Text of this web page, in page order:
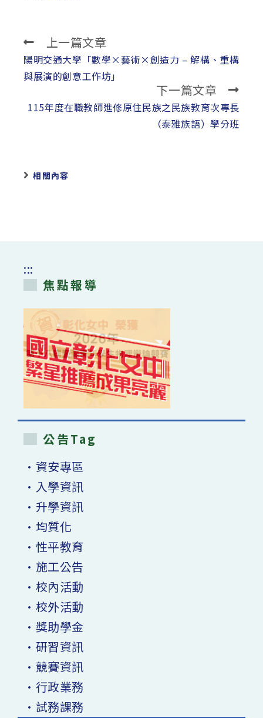
Read
more
articles
上一篇文章
陽明交通大學「數學×藝術×創造力 – 解構、重構
與展演的創意工作坊」
下一篇文章
115年度在職教師進修原住民族之民族教育次專長
（泰雅族語）學分班
相關內容
:::
焦點報導
公告Tag
•資安專區
•入學資訊
•升學資訊
•均質化
•性平教育
•施工公告
•校內活動
•校外活動
•獎助學金
•研習資訊
•競賽資訊
•行政業務
•試務課務